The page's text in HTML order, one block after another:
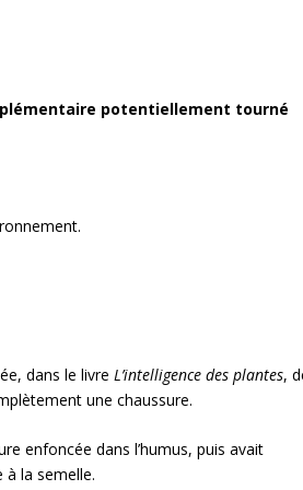
potentiellement tourné
dans le livreL’intelligence des plantes,
une chaussure.
enfoncée dans l’humus, puis avait
à la semelle.